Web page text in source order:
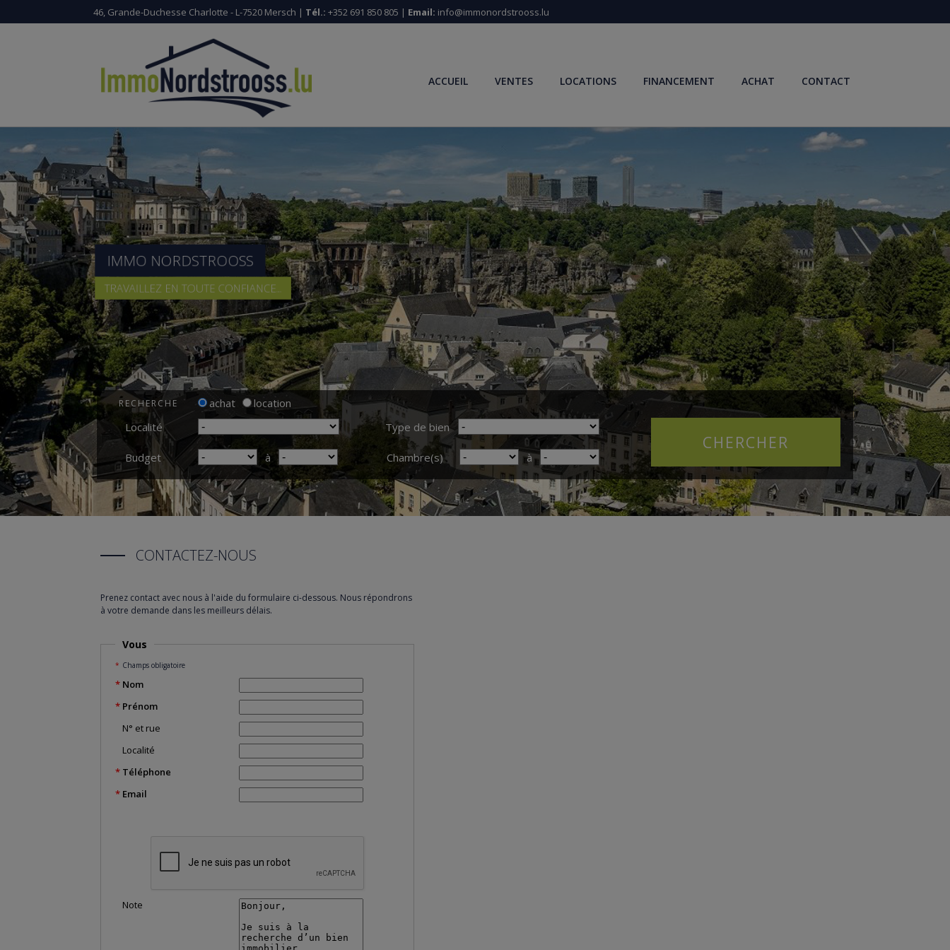
46, Grande-Duchesse Charlotte - L-7520 Mersch | Tél.: +352 691 850 805 | Email: info@immonordstrooss.lu
ACCUEIL VENTES LOCATIONS FINANCEMENT ACHAT CONTACT
IMMO NORDSTROOSS
TRAVAILLEZ EN TOUTE CONFIANCE...
RECHERCHE achat
location
Localité
Type de bien
Budget à Chambre(s) à
CONTACTEZ-NOUS
Prenez contact avec nous à l'aide du formulaire ci-dessous. Nous répondrons
à votre demande dans les meilleurs délais.
Vous
Champs obligatoire
Nom
Prénom
N° et rue
Localité
Téléphone
Email
Note